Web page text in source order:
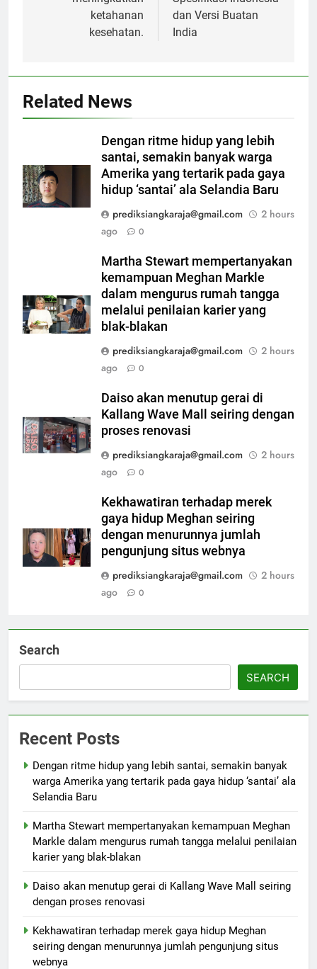
ketahanan
kesehatan.
dan Versi Buatan
India
Related News
Dengan ritme hidup yang lebih
santai, semakin banyak warga
Amerika yang tertarik pada gaya
hidup ‘santai’ ala Selandia Baru
prediksiangkaraja@gmail.com
2 hours
ago
0
Martha Stewart mempertanyakan
kemampuan Meghan Markle
dalam mengurus rumah tangga
melalui penilaian karier yang
blak-blakan
prediksiangkaraja@gmail.com
2 hours
ago
0
Daiso akan menutup gerai di
Kallang Wave Mall seiring dengan
proses renovasi
prediksiangkaraja@gmail.com
2 hours
ago
0
Kekhawatiran terhadap merek
gaya hidup Meghan seiring
dengan menurunnya jumlah
pengunjung situs webnya
prediksiangkaraja@gmail.com
2 hours
ago
0
Search
SEARCH
Recent Posts
Dengan ritme hidup yang lebih santai, semakin banyak
warga Amerika yang tertarik pada gaya hidup ‘santai’ ala
Selandia Baru
Martha Stewart mempertanyakan kemampuan Meghan
Markle dalam mengurus rumah tangga melalui penilaian
karier yang blak-blakan
Daiso akan menutup gerai di Kallang Wave Mall seiring
dengan proses renovasi
Kekhawatiran terhadap merek gaya hidup Meghan
seiring dengan menurunnya jumlah pengunjung situs
webnya